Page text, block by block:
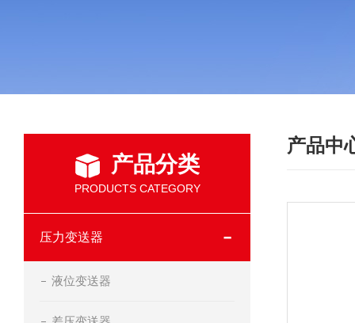
产品分类
PRODUCTS CATEGORY
压力变送器
液位变送器
产品中